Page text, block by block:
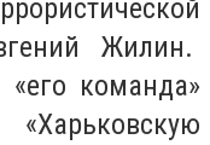
Жилин.
команда»